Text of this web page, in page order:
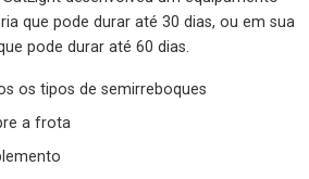
que pode durar até 30 dias, ou em sua
pode durar até 60 dias.
os tipos de semirreboques
a frota